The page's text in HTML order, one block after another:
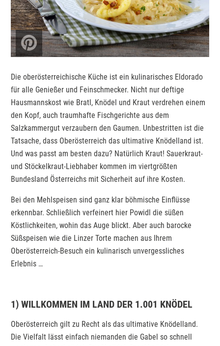
Die oberösterreichische Küche ist ein kulinarisches Eldorado
für alle Genießer und Feinschmecker. Nicht nur deftige
Hausmannskost wie Bratl, Knödel und Kraut verdrehen einem
den Kopf, auch traumhafte Fischgerichte aus dem
Salzkammergut verzaubern den Gaumen. Unbestritten ist die
Tatsache, dass Oberösterreich das ultimative Knödelland ist.
Und was passt am besten dazu? Natürlich Kraut! Sauerkraut-
und Stöckelkraut-Liebhaber kommen im viertgrößten
Bundesland Österreichs mit Sicherheit auf ihre Kosten.
Bei den Mehlspeisen sind ganz klar böhmische Einflüsse
erkennbar. Schließlich verfeinert hier Powidl die süßen
Köstlichkeiten, wohin das Auge blickt. Aber auch barocke
Süßspeisen wie die Linzer Torte machen aus Ihrem
Oberösterreich-Besuch ein kulinarisch unvergessliches
Erlebnis …
1) WILLKOMMEN IM LAND DER 1.001 KNÖDEL
Oberösterreich gilt zu Recht als das ultimative Knödelland.
Die Vielfalt lässt einfach niemanden die Gabel so schnell